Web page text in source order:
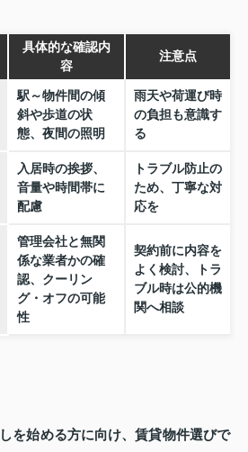
具体的な確認内
容
注意点
駅～物件間の傾
斜や歩道の状
態、夜間の照明
雨天や荷運び時
の負担も意識す
る
入居時の挨拶、
音量や時間帯に
配慮
トラブル防止の
ため、丁寧な対
応を
管理会社と無関
係な業者かの確
認、クーリン
グ・オフの可能
性
契約前に内容を
よく検討、トラ
ブル時は公的機
関へ相談
を始める方に向け、賃貸物件選びで